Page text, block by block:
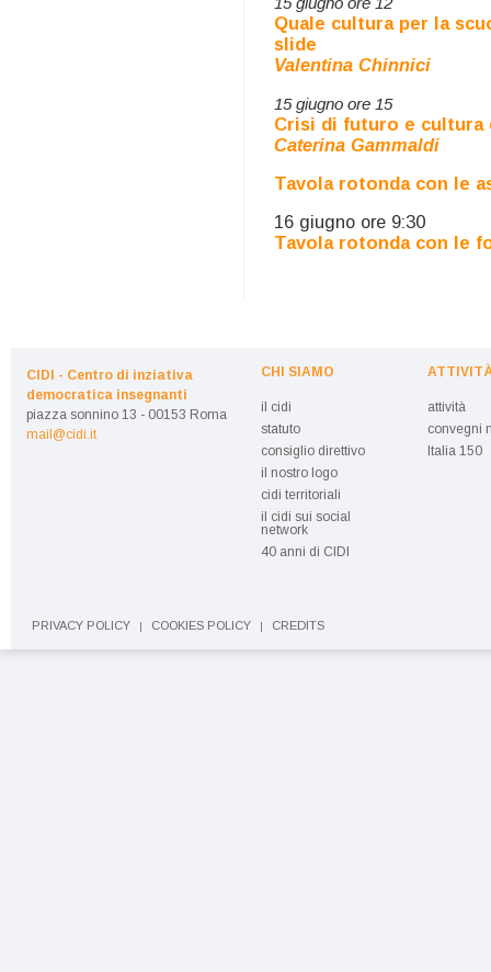
Quale cultura per la
slide
Valentina Chinnici
15 giugno ore 15
Crisi di futuro e
Caterina Gammaldi
Tavola rotonda con le
16 giugno ore 9:30
Tavola rotonda con le
CIDI - Centro di inziativa
democratica insegnanti
piazza sonnino 13 - 00153 Roma
mail@cidi.it
CHI SIAMO
il cidi
statuto
consiglio direttivo
il nostro logo
cidi territoriali
il cidi sui social
network
40 anni di CIDI
attività
convegni
Italia 150
PRIVACY POLICY COOKIES POLICY CREDITS